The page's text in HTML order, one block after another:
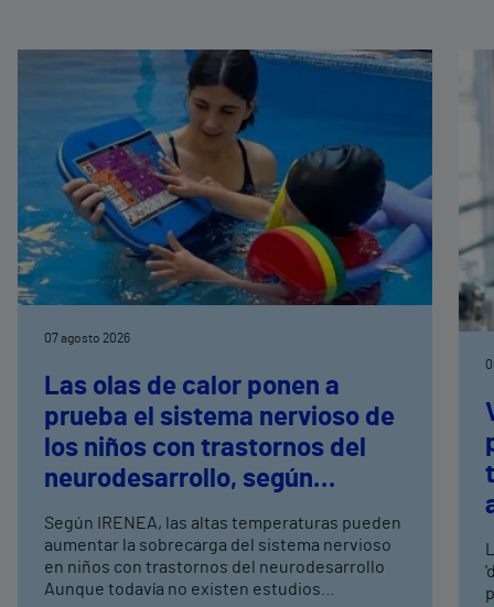
07 agosto 2026
Las olas de calor ponen a
prueba el sistema nervioso de
los niños con trastornos del
neurodesarrollo, según
neurorrehabilitación
pediátrica de Vithas
Según IRENEA, las altas temperaturas pueden
aumentar la sobrecarga del sistema nervioso
en niños con trastornos del neurodesarrollo
Aunque todavía no existen estudios